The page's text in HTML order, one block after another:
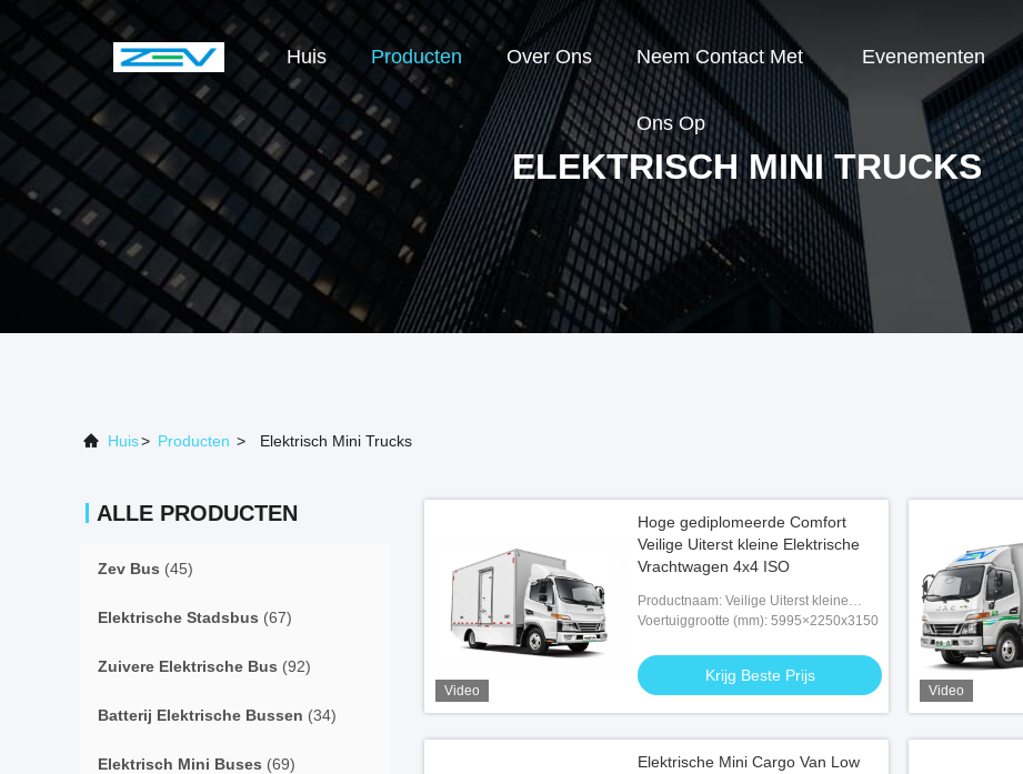
Huis Producten Over Ons Neem Contact Met
Ons Op
Evenementen
ELEKTRISCH MINI TRUCKS
Huis> Producten > Elektrisch Mini Trucks
ALLE PRODUCTEN
Zev Bus (45)
Elektrische Stadsbus (67)
Zuivere Elektrische Bus (92)
Batterij Elektrische Bussen (34)
Elektrisch Mini Buses (69)
Video
Hoge gediplomeerde Comfort
Veilige Uiterst kleine Elektrische
Vrachtwagen 4x4 ISO
Productnaam: Veilige Uiterst kleine
Elektrische Vrachtwagen
Voertuiggrootte (mm): 5995×2250x3150
Krijg Beste Prijs
Video
Elektrische Mini Cargo Van Low